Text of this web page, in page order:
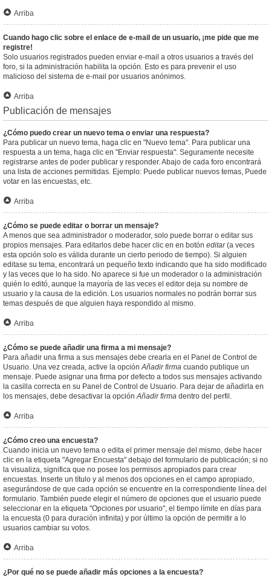
Arriba
Cuando hago clic sobre el enlace de e-mail de un usuario, ¡me pide que me
registre!
Solo usuarios registrados pueden enviar e-mail a otros usuarios a través del
foro, si la administración habilita la opción. Esto es para prevenir el uso
malicioso del sistema de e-mail por usuarios anónimos.
Arriba
Publicación de mensajes
¿Cómo puedo crear un nuevo tema o enviar una respuesta?
Para publicar un nuevo tema, haga clic en "Nuevo tema". Para publicar una
respuesta a un tema, haga clic en "Enviar respuesta". Seguramente necesite
registrarse antes de poder publicar y responder. Abajo de cada foro encontrará
una lista de acciones permitidas. Ejemplo: Puede publicar nuevos temas, Puede
votar en las encuestas, etc.
Arriba
¿Cómo se puede editar o borrar un mensaje?
A menos que sea administrador o moderador, solo puede borrar o editar sus
propios mensajes. Para editarlos debe hacer clic en en botón editar(a veces
esta opción solo es válida durante un cierto periodo de tiempo). Si alguien
editase su tema, encontrará un pequeño texto indicando que ha sido modificado
y las veces que lo ha sido. No aparece si fue un moderador o la administración
quién lo editó, aunque la mayoría de las veces el editor deja su nombre de
usuario y la causa de la edición. Los usuarios normales no podrán borrar sus
temas después de que alguien haya respondido al mismo.
Arriba
¿Cómo se puede añadir una firma a mi mensaje?
Para añadir una firma a sus mensajes debe crearla en el Panel de Control de
Usuario. Una vez creada, active la opciónAñadir firma cuando publique un
mensaje. Puede asignar una firma por defecto a todos sus mensajes activando
la casilla correcta en su Panel de Control de Usuario. Para dejar de añadirla en
los mensajes, debe desactivar la opciónAñadir firma dentro del perfil.
Arriba
¿Cómo creo una encuesta?
Cuando inicia un nuevo tema o edita el primer mensaje del mismo, debe hacer
clic en la etiqueta "Agregar Encuesta" debajo del formulario de publicación; si no
la visualiza, significa que no posee los permisos apropiados para crear
encuestas. Inserte un título y al menos dos opciones en el campo apropiado,
asegurándose de que cada opción se encuentre en la correspondiente línea del
formulario. También puede elegir el número de opciones que el usuario puede
seleccionar en la etiqueta "Opciones por usuario", el tiempo límite en días para
la encuesta (0 para duración infinita) y por último la opción de permitir a lo
usuarios cambiar su votos.
Arriba
¿Por qué no se puede añadir más opciones a la encuesta?